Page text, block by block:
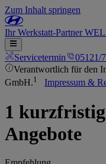
Zum Inhalt springen
IhrWerkstatt-Partner
Servicetermin
05121/
Verantwortlich für den
GmbH.1 Impressum &
1
Angebote